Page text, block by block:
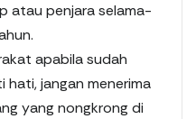
atau penjara selama-
apabila sudah
hati, jangan menerima
yang nongkrong di